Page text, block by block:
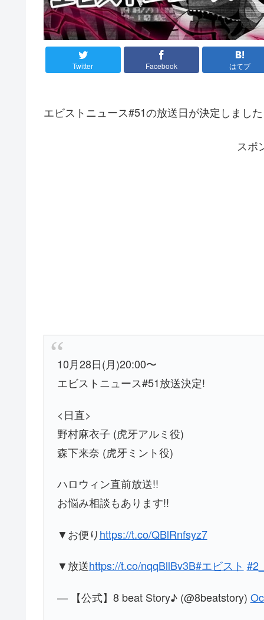
Twitter Facebook はてブ
エビストニュース#51の放送日が決定しまし
スポ
10月28日(月)20:00〜
エビストニュース#51放送決定!
<日直>
野村麻衣子 (虎牙アルミ役)
森下来奈 (虎牙ミント役)
ハロウィン直前放送!!
お悩み相談もあります!!
▼お便りhttps://t.co/QBlRnfsyz7
▼放送https://t.co/nqqBllBv3B#エビスト
— 【公式】8 beat Story♪ (@8beatstory)